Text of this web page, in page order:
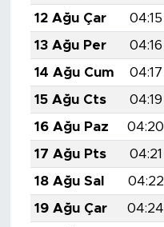
12 Ağu Çar
04:15
13 Ağu Per
04:16
14 Ağu Cum
04:17
15 Ağu Cts
04:19
16 Ağu Paz
04:20
17 Ağu Pts
04:21
18 Ağu Sal
04:22
19 Ağu Çar
04:24